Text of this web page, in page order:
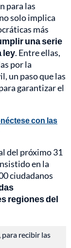
para las
no solo implica
más
una serie
ley. Entre ellas,
por la
un paso que las
garantizar el
con las
del próximo 31
en la
ciudadanos
regiones del
, para recibir las